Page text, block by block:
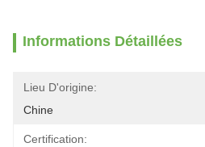
Informations Détaillées
Lieu D'origine:
Chine
Certification: